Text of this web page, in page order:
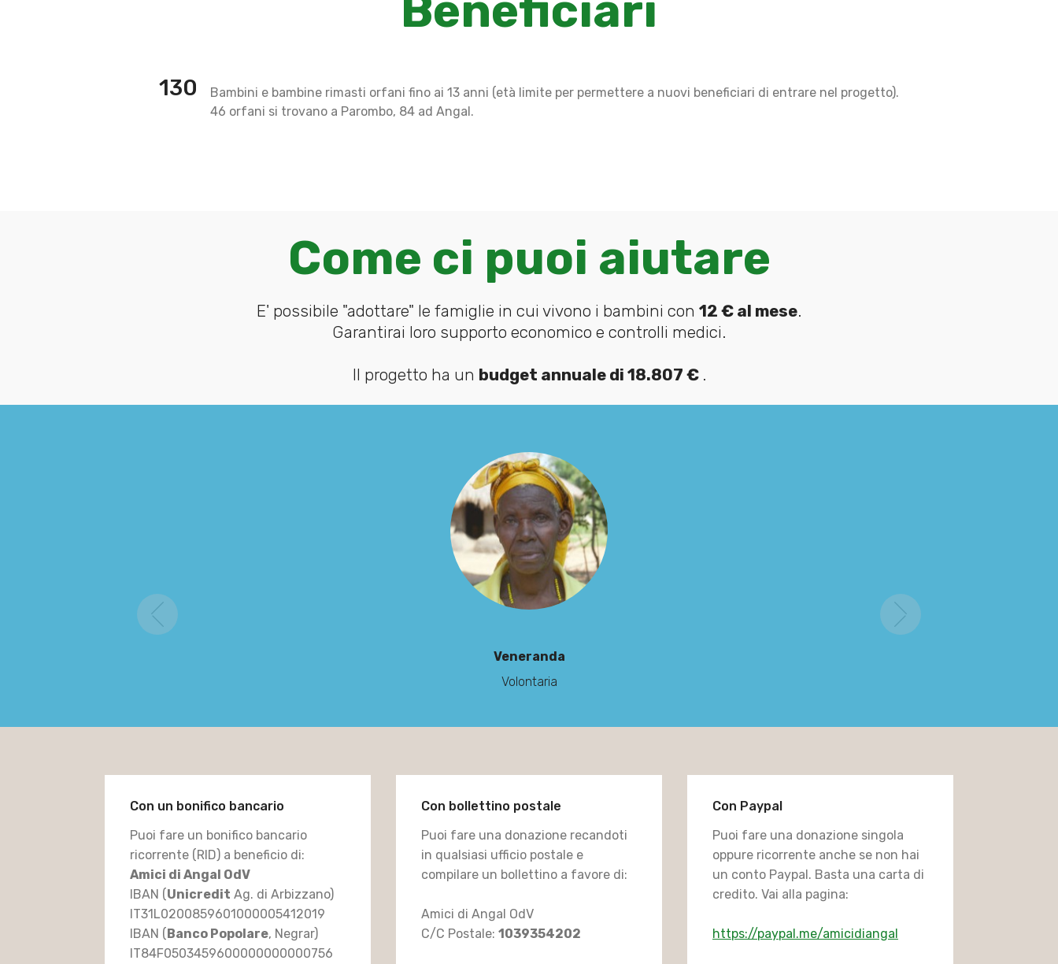
130
Bambini e bambine rimasti orfani fino ai 13 anni (età limite per permettere a nuovi beneficiari di entrare nel progetto).
46 orfani si trovano a Parombo, 84 ad Angal.
Come ci puoi aiutare
E' possibile "adottare" le famiglie in cui vivono i bambini con 12 € al mese.
Garantirai loro supporto economico e controlli medici.
Il progetto ha un budget annuale di 18.807 € .
Previous Next
Con un bonifico bancario
Puoi fare un bonifico bancario
ricorrente (RID) a beneficio di:
Amici di Angal OdV
Con bollettino postale
in qualsiasi ufficio postale e
Con Paypal
Puoi fare una donazione singola
oppure ricorrente anche se non hai
un conto Paypal. Basta una carta di